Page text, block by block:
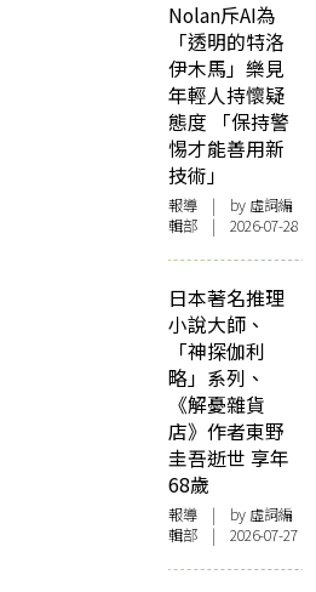
Nolan斥AI為
「透明的特洛
伊木馬」樂見
年輕人持懷疑
態度 「保持警
惕才能善用新
技術」
報導 | by 虛詞編
輯部 | 2026-07-28
日本著名推理
小說大師、
「神探伽利
略」系列、
《解憂雜貨
店》作者東野
圭吾逝世 享年
68歲
報導 | by 虛詞編
輯部 | 2026-07-27